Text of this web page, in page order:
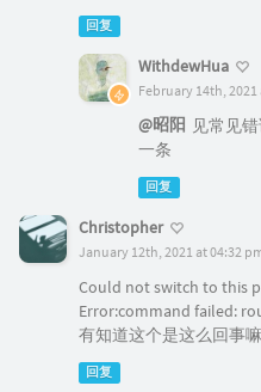
回复
WithdewHua
February 14th, 2021
@昭阳 见常见
一条
回复
Christopher
January 12th, 2021 at 04:32
Could not switch to this
Error:command failed:
有知道这个是这么回事
回复